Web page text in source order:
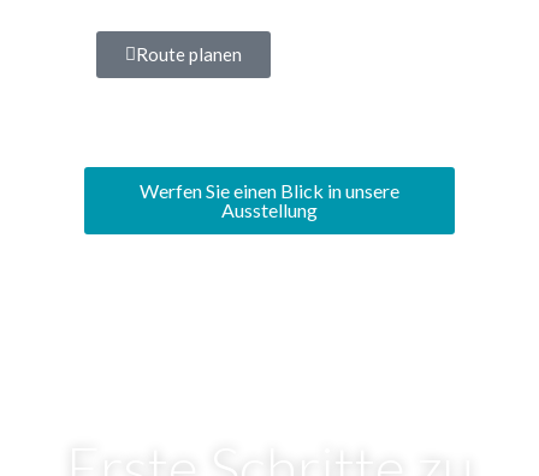
Route planen
Werfen Sie einen Blick in unsere
Ausstellung